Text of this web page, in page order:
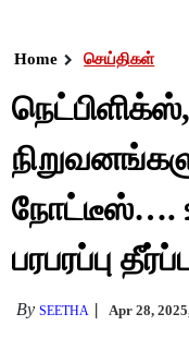
Home செய்திகள்
நெட்பிளிக்ஸ்,
நோட்டீஸ்….
பரபரப்பு
BySEETHA Apr 28,